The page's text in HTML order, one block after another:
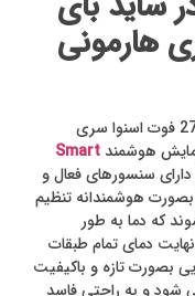
سری هارمونی
از دیگر فن آوری های مهم در ساید بای ساید 27 فوت اسنوا سری
Smart
سنسورهای فعال و
هوشمندانه تنظیم
که دما به طور
دمای تمام طبقات
بصورت تازه و باکیفیت
شود و به راحتی فاسد